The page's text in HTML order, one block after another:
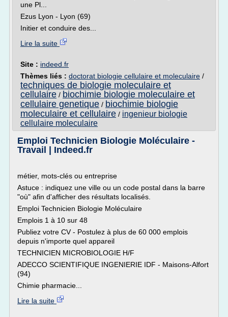
une Pl...
Ezus Lyon - Lyon (69)
Initier et conduire des...
Lire la suite
Site : indeed.fr
Thèmes liés : doctorat biologie cellulaire et moleculaire /
techniques de biologie moleculaire et
cellulaire / biochimie biologie moleculaire et
cellulaire genetique / biochimie biologie
moleculaire et cellulaire / ingenieur biologie
cellulaire moleculaire
Emploi Technicien Biologie Moléculaire -
Travail | Indeed.fr
métier, mots-clés ou entreprise
Astuce : indiquez une ville ou un code postal dans la barre
"où" afin d'afficher des résultats localisés.
Emploi Technicien Biologie Moléculaire
Emplois 1 à 10 sur 48
Publiez votre CV - Postulez à plus de 60 000 emplois
depuis n'importe quel appareil
TECHNICIEN MICROBIOLOGIE H/F
ADECCO SCIENTIFIQUE INGENIERIE IDF - Maisons-Alfort
(94)
Chimie pharmacie...
Lire la suite